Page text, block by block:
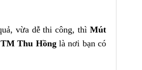
vừa dễ thi công, thìMút
Thu Hồnglà nơi bạn có